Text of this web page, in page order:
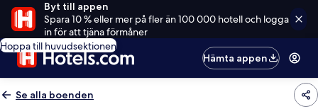
Byt till appen
Spara 10 % eller mer på fler än 100 000 hotell och logga
in för att tjäna förmåner
Hoppa till huvudsektionen
Hämta appen
Se alla boenden